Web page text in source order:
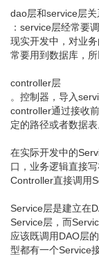
dao层和service层关
：service层经常要
现实开发中，对业
常要用到数据库，
controller层
。控制器，导入
controller通过接收
定的路径或者数据表
在实际开发中的
口，业务逻辑直接
Controller直接调用
Service层是建立在
Service层，而
应该既调用DAO层
型都有一个Service